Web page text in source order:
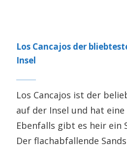
Los Cancajos der
Insel
Los Cancajos ist der
auf der Insel und hat eine
Ebenfalls gibt es heir ein
Der flachabfallende